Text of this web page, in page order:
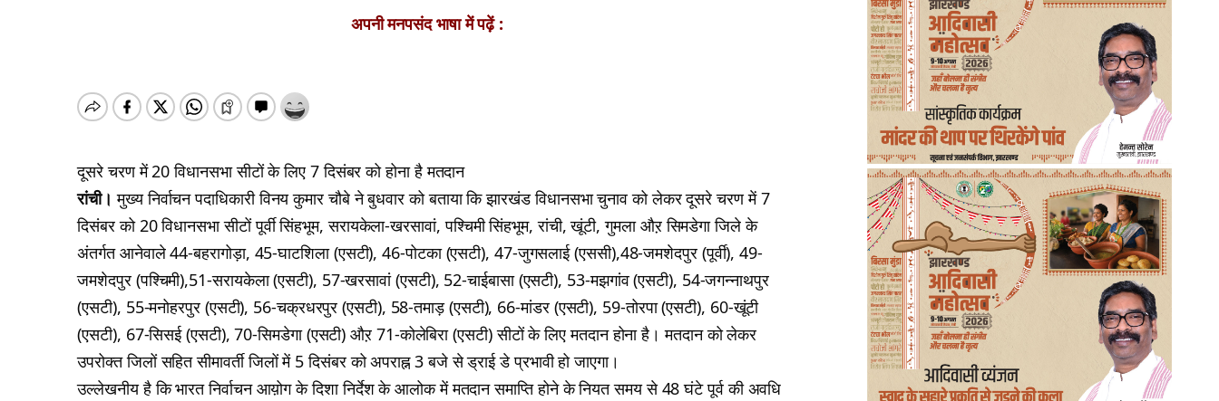
अपनी मनपसंद भाषा में पढ़ें :
दूसरे चरण में 20 विधानसभा सीटों के लिए 7 दिसंबर को होना है मतदान
रांची। मुख्य निर्वाचन पदाधिकारी विनय कुमार चौबे ने बुधवार को बताया कि झारखंड विधानसभा चुनाव को लेकर दूसरे चरण में 7
दिसंबर को 20 विधानसभा सीटों पूर्वी सिंहभूम, सरायकेला-खरसावां, पश्चिमी सिंहभूम, रांची, खूंटी, गुमला औऱ सिमडेगा जिले के
अंतर्गत आनेवाले 44-बहरागोड़ा, 45-घाटशिला (एसटी), 46-पोटका (एसटी), 47-जुगसलाई (एससी),48-जमशेदपुर (पूर्वी), 49-
जमशेदपुर (पश्चिमी),51-सरायकेला (एसटी), 57-खरसावां (एसटी), 52-चाईबासा (एसटी), 53-मझगांव (एसटी), 54-जगन्नाथपुर
(एसटी), 55-मनोहरपुर (एसटी), 56-चक्रधरपुर (एसटी), 58-तमाड़ (एसटी), 66-मांडर (एसटी), 59-तोरपा (एसटी), 60-खूंटी
(एसटी), 67-सिसई (एसटी), 70-सिमडेगा (एसटी) औऱ 71-कोलेबिरा (एसटी) सीटों के लिए मतदान होना है। मतदान को लेकर
उपरोक्त जिलों सहित सीमावर्ती जिलों में 5 दिसंबर को अपराह्न 3 बजे से ड्राई डे प्रभावी हो जाएगा।
उल्लेखनीय है कि भारत निर्वाचन आय़ोग के दिशा निर्देश के आलोक में मतदान समाप्ति होने के नियत समय से 48 घंटे पूर्व की अवधि